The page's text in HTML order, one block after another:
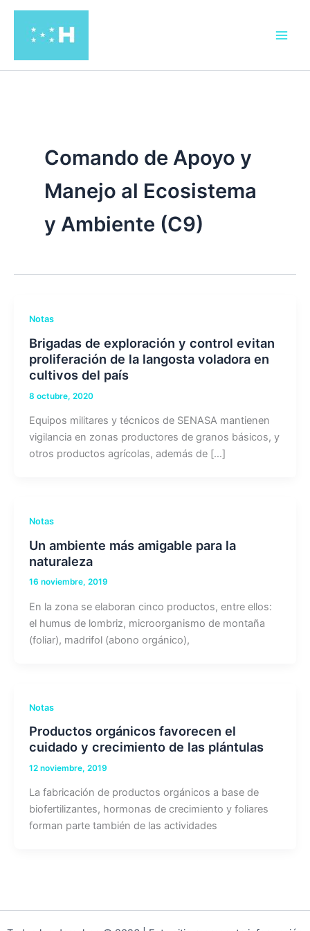
contenido
Comando de Apoyo y
Manejo al Ecosistema
y Ambiente (C9)
Notas
Brigadas de exploración y control evitan
proliferación de la langosta voladora en
cultivos del país
8 octubre, 2020
Equipos militares y técnicos de SENASA mantienen
vigilancia en zonas productores de granos básicos, y
otros productos agrícolas, además de […]
Notas
Un ambiente más amigable para la
naturaleza
16 noviembre, 2019
En la zona se elaboran cinco productos, entre ellos:
el humus de lombriz, microorganismo de montaña
(foliar), madrifol (abono orgánico),
Notas
Productos orgánicos favorecen el
cuidado y crecimiento de las plántulas
12 noviembre, 2019
La fabricación de productos orgánicos a base de
biofertilizantes, hormonas de crecimiento y foliares
forman parte también de las actividades